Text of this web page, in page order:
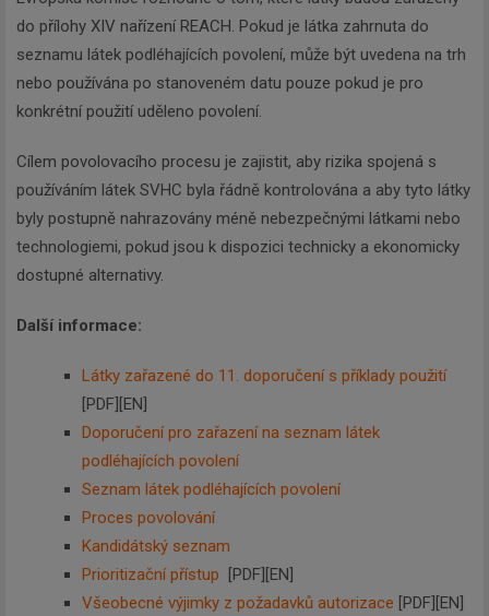
do přílohy XIV nařízení REACH. Pokud je látka zahrnuta do
seznamu látek podléhajících povolení, může být uvedena na trh
nebo používána po stanoveném datu pouze pokud je pro
konkrétní použití uděleno povolení.
Cílem povolovacího procesu je zajistit, aby rizika spojená s
používáním látek SVHC byla řádně kontrolována a aby tyto látky
byly postupně nahrazovány méně nebezpečnými látkami nebo
technologiemi, pokud jsou k dispozici technicky a ekonomicky
dostupné alternativy.
Další informace:
Látky zařazené do 11. doporučení s příklady použití
[PDF][EN]
Doporučení pro zařazení na seznam látek
podléhajících povolení
Seznam látek podléhajících povolení
Proces povolování
Kandidátský seznam
Prioritizační přístup [PDF][EN]
Všeobecné výjimky z požadavků autorizace [PDF][EN]